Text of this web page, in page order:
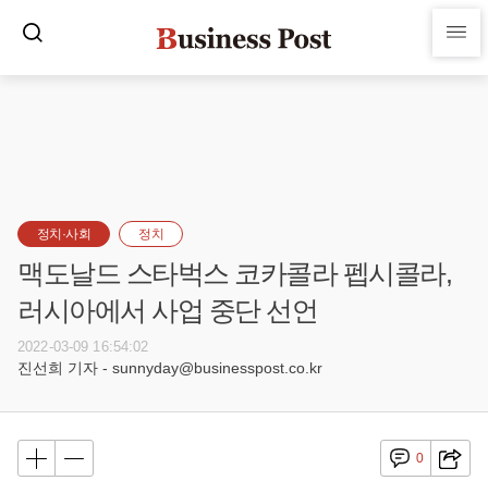
정치·사회 정치
맥도날드 스타벅스 코카콜라 펩시콜라,
러시아에서 사업 중단 선언
2022-03-09 16:54:02
진선희 기자 - sunnyday@businesspost.co.kr
0